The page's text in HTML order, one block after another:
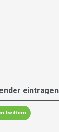
eintragen
twittern